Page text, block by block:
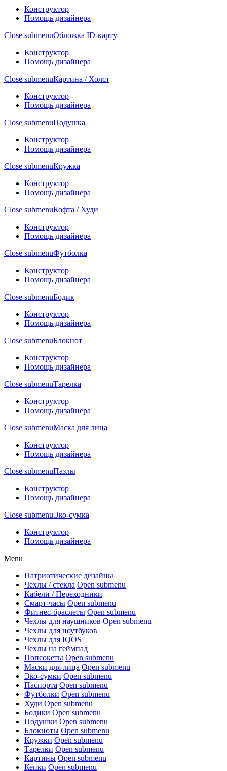
Конструктор
Помощь дизайнера
Close submenuОбложка ID-карту
Конструктор
Помощь дизайнера
Close submenuКартина / Холст
Конструктор
Помощь дизайнера
Close submenuПодушка
Конструктор
Помощь дизайнера
Close submenuКружка
Конструктор
Помощь дизайнера
Close submenuКофта / Худи
Конструктор
Помощь дизайнера
Close submenuФутболка
Конструктор
Помощь дизайнера
Close submenuБодик
Конструктор
Помощь дизайнера
Close submenuБлокнот
Конструктор
Помощь дизайнера
Close submenuТарелка
Конструктор
Помощь дизайнера
Close submenuМаска для лица
Конструктор
Помощь дизайнера
Close submenuПазлы
Конструктор
Помощь дизайнера
Close submenuЭко-сумка
Конструктор
Помощь дизайнера
Menu
Патриотические дизайны
Чехлы / стекла Open submenu
Кабели / Переходники
Смарт-часы Open submenu
Фитнес-браслеты Open submenu
Чехлы для наушников Open submenu
Чехлы для ноутбуков
Чехлы для IQOS
Чехлы на геймпад
Попсокеты Open submenu
Маски для лица Open submenu
Эко-сумки Open submenu
Паспорта Open submenu
Футболки Open submenu
Худи Open submenu
Бодики Open submenu
Подушки Open submenu
Блокноты Open submenu
Кружки Open submenu
Тарелки Open submenu
Картины Open submenu
Кепки Open submenu